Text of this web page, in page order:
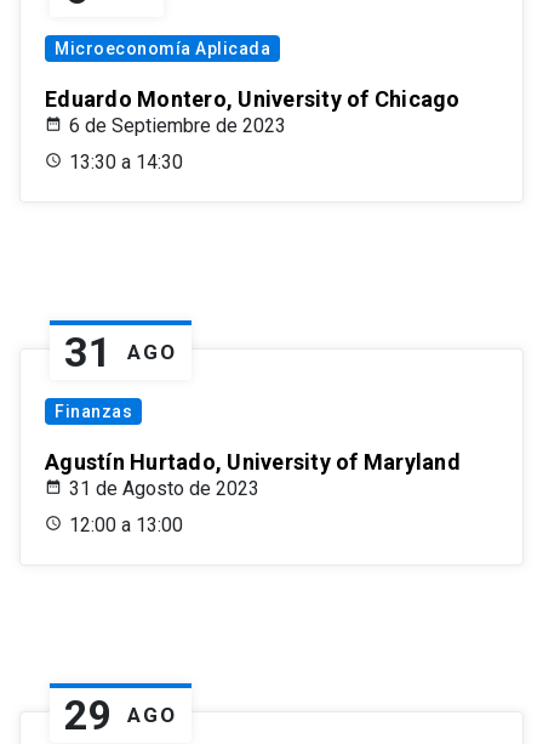
Microeconomía Aplicada
Eduardo Montero, University of Chicago
6 de Septiembre de 2023
13:30 a 14:30
31 AGO
Finanzas
Agustín Hurtado, University of Maryland
31 de Agosto de 2023
12:00 a 13:00
29 AGO